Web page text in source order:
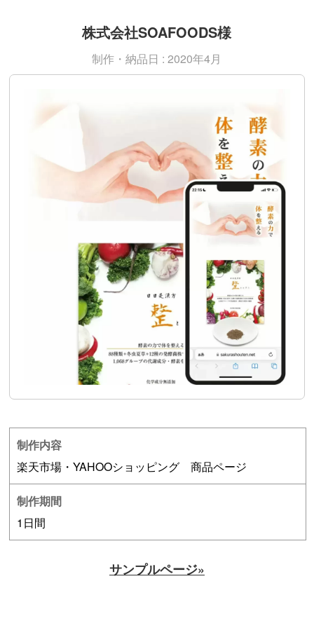
株式会社SOAFOODS様
制作・納品日 : 2020年4月
制作内容
楽天市場・YAHOOショッピング 商品ページ
制作期間
1日間
サンプルページ»